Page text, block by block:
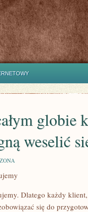
globie
weselić
Dlatego każdy
się do